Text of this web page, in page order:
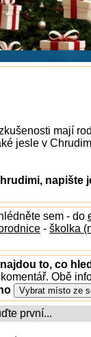
mají
jesle v
napište
sem - do
- školka
to, co
Obě
první...